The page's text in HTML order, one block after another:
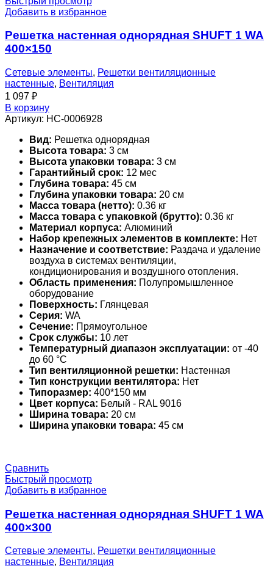
Добавить в избранное
Решетка настенная однорядная SHUFT 1 WA
400×150
Сетевые элементы, Решетки вентиляционные
настенные, Вентиляция
1 097 ₽
В корзину
Артикул: НС-0006928
Вид: Решетка однорядная
Высота товара: 3 см
Высота упаковки товара: 3 см
Гарантийный срок: 12 мес
Глубина товара: 45 см
Глубина упаковки товара: 20 см
Масса товара (нетто): 0.36 кг
Масса товара с упаковкой (брутто): 0.36 кг
Материал корпуса: Алюминий
Набор крепежных элементов в комплекте: Нет
Назначение и соответствие: Раздача и удаление
воздуха в системах вентиляции,
кондиционирования и воздушного отопления.
Область применения: Полупромышленное
оборудование
Поверхность: Глянцевая
Серия: WA
Сечение: Прямоугольное
Срок службы: 10 лет
Температурный диапазон эксплуатации: от -40
до 60 °С
Тип вентиляционной решетки: Настенная
Тип конструкции вентилятора: Нет
Типоразмер: 400*150 мм
Цвет корпуса: Белый - RAL 9016
Ширина товара: 20 см
Ширина упаковки товара: 45 см
Сравнить
Быстрый просмотр
Добавить в избранное
Решетка настенная однорядная SHUFT 1 WA
400×300
Сетевые элементы, Решетки вентиляционные
настенные, Вентиляция